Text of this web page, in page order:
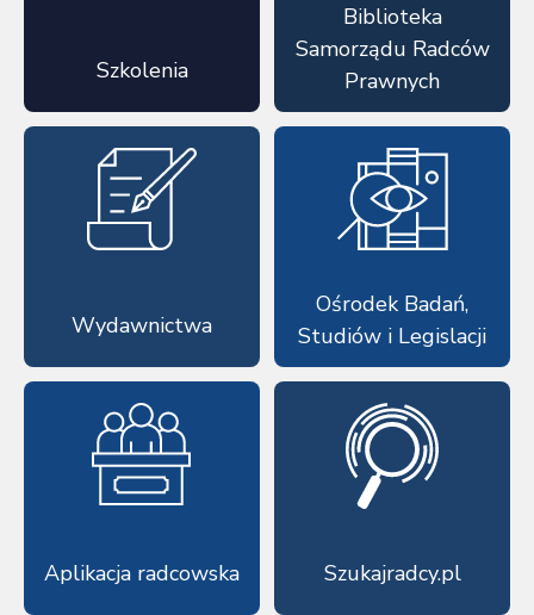
Szkolenia
Biblioteka
Samorządu Radców
Prawnych
Wydawnictwa
Ośrodek Badań,
Studiów i Legislacji
Aplikacja radcowska Szukajradcy.pl